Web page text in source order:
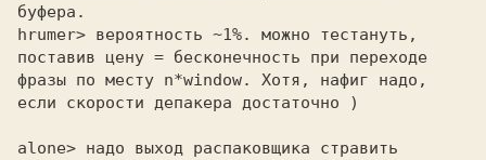
буфера.
hrumer> вероятность ~1%. можно тестануть,
поставив цену = бесконечность при переходе
фразы по месту n*window. Хотя, нафиг надо,
если скорости депакера достаточно )
alone> надо выход распаковщика стравить